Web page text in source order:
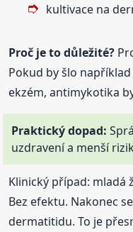
kultivace na
Proč je to důležité?
Pokud by šlo
ekzém, antimykotika
Praktický dopad:
uzdravení a menší
Klinický případ: mladá
Bez efektu. Nakonec
dermatitidu. To je